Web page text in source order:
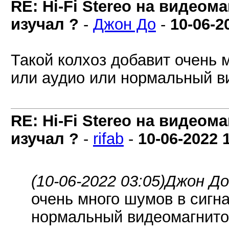
RE: Hi-Fi Stereo на
изучал ? - Джон До - 10-06-
Такой колхоз добавит
или аудио или нормальный
RE: Hi-Fi Stereo на
изучал ? - rifab - 10-06-2022
(10-06-2022 03:05)Джон
очень много шумов в
нормальный